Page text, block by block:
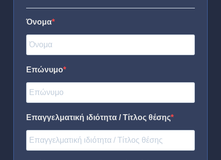
Όνομα
Επώνυμο
Επαγγελματική ιδιότητα / Τίτλος θέσης